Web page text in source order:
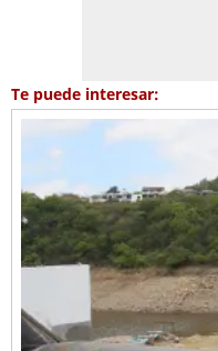
Te puede interesar: